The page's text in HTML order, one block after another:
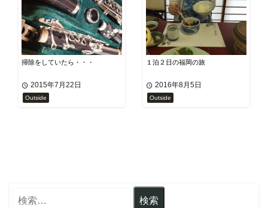
掃除をしていたら・・・
2015年7月22日
Outside
１泊２日の福岡の旅
2016年8月5日
Outside